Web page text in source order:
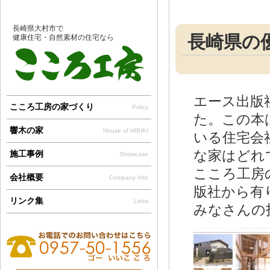
長崎県の
エース出版
た。この本
いる住宅会
な家はどれ
こころ工
版社から有
みなさんの
長崎県大村市で
健康住宅・自然素材の住宅なら
こころ工房の家づくり Policy
響木の家 House of HIBIKI
施工事例 Showcase
会社概要 Company Info
リンク集 Links